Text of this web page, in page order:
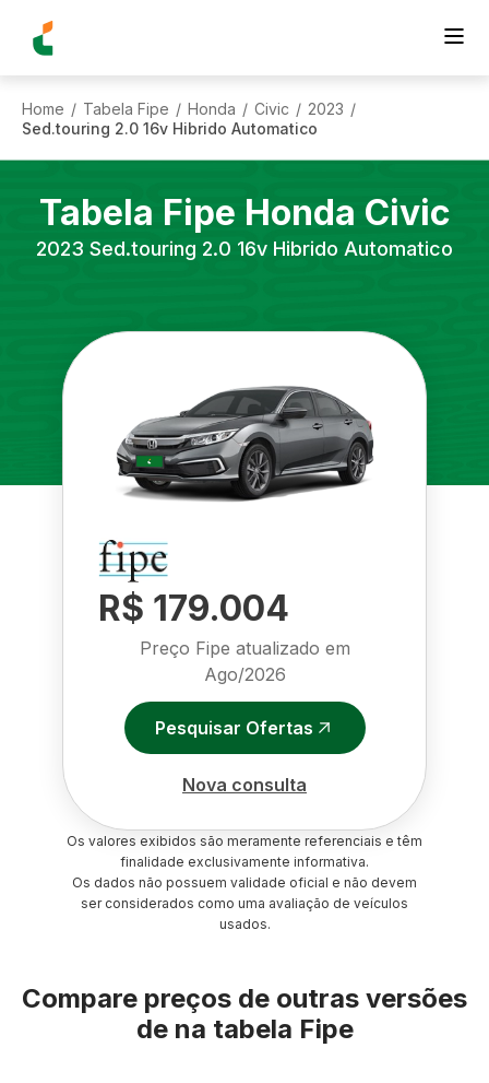
Home / Tabela Fipe / Honda / Civic / 2023 /
Sed.touring 2.0 16v Hibrido Automatico
Tabela Fipe Honda Civic
2023 Sed.touring 2.0 16v Hibrido Automatico
R$ 179.004
Preço Fipe atualizado em
Ago/2026
Pesquisar Ofertas
Nova consulta
Os valores exibidos são meramente referenciais e têm
finalidade exclusivamente informativa.
Os dados não possuem validade oficial e não devem
ser considerados como uma avaliação de veículos
usados.
Compare preços de outras versões
de na tabela Fipe